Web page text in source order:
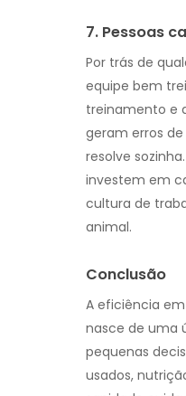
7. Pessoas
Por trás de
equipe bem
treinamento e
geram erros
resolve
investem em
cultura de
animal.
Conclusão
A eficiência
nasce de uma
pequenas
usados,